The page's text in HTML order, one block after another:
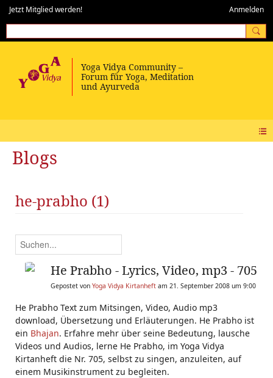
Jetzt Mitglied werden! Anmelden
Blogs
he-prabho (1)
He Prabho - Lyrics, Video, mp3 - 705
Gepostet von Yoga Vidya Kirtanheft am 21. September 2008 um 9:00
He Prabho Text zum Mitsingen, Video, Audio mp3
download, Übersetzung und Erläuterungen. He Prabho ist
ein Bhajan. Erfahre mehr über seine Bedeutung, lausche
Videos und Audios, lerne He Prabho, im Yoga Vidya
Kirtanheft die Nr. 705, selbst zu singen, anzuleiten, auf
einem Musikinstrument zu begleiten.